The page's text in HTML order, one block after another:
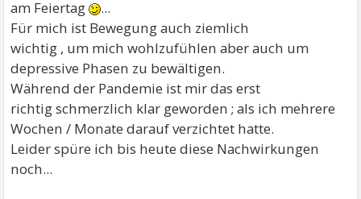
am Feiertag
...
Für mich ist Bewegung auch ziemlich
wichtig , um mich wohlzufühlen aber auch um
depressive Phasen zu bewältigen.
Während der Pandemie ist mir das erst
richtig schmerzlich klar geworden ; als ich mehrere
Wochen / Monate darauf verzichtet hatte.
Leider spüre ich bis heute diese Nachwirkungen
noch...